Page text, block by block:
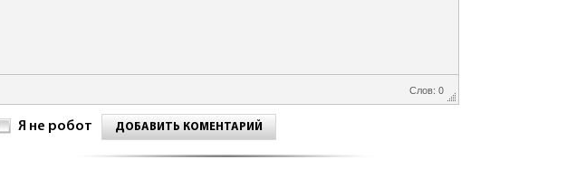
Слов: 0
Я не робот ДОБАВИТЬ КОМЕНТАРИЙ